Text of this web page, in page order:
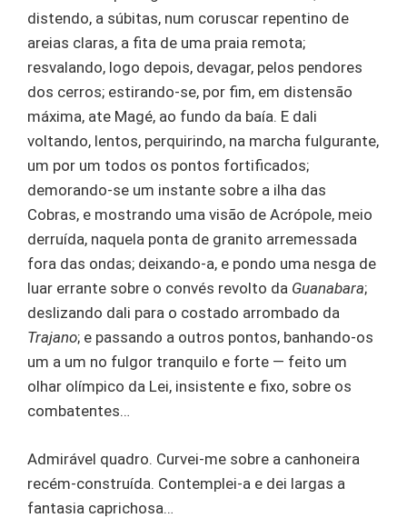
distendo, a súbitas, num coruscar repentino de
areias claras, a fita de uma praia remota;
resvalando, logo depois, devagar, pelos pendores
dos cerros; estirando-se, por fim, em distensão
máxima, ate Magé, ao fundo da baía. E dali
voltando, lentos, perquirindo, na marcha fulgurante,
um por um todos os pontos fortificados;
demorando-se um instante sobre a ilha das
Cobras, e mostrando uma visão de Acrópole, meio
derruída, naquela ponta de granito arremessada
fora das ondas; deixando-a, e pondo uma nesga de
luar errante sobre o convés revolto da Guanabara;
deslizando dali para o costado arrombado da
Trajano; e passando a outros pontos, banhando-os
um a um no fulgor tranquilo e forte — feito um
olhar olímpico da Lei, insistente e fixo, sobre os
combatentes…
Admirável quadro. Curvei-me sobre a canhoneira
recém-construída. Contemplei-a e dei largas a
fantasia caprichosa…